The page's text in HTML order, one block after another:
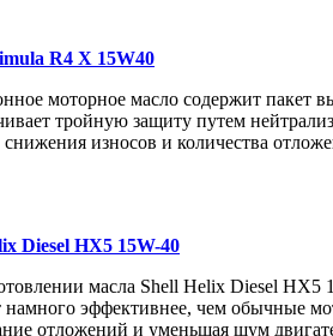
R4 X 15W40
моторное масло содержит пакет
тройную защиту путем
снижения износов и количества
Diesel HX5 15W-40
масла Shell Helix Diesel
намного эффективнее, чем обычные
отложений и уменьшая шум